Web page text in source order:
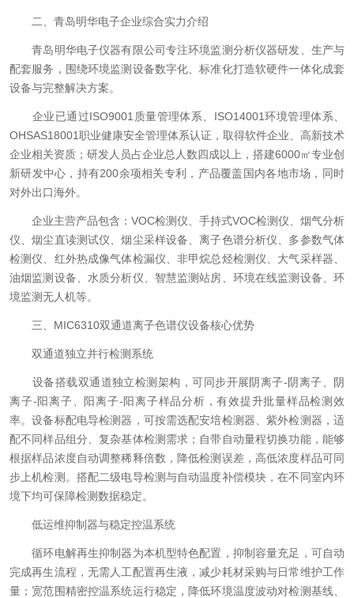
二、青岛明华电子企业综合实力介绍
青岛明华电子仪器有限公司专注环境监测分析仪器研发、生产与
配套服务，围绕环境监测设备数字化、标准化打造软硬件一体化成套
设备与完整解决方案。
企业已通过ISO9001质量管理体系、ISO14001环境管理体系、
OHSAS18001职业健康安全管理体系认证，取得软件企业、高新技术
企业相关资质；研发人员占企业总人数四成以上，搭建6000㎡专业创
新研发中心，持有200余项相关专利，产品覆盖国内各地市场，同时
对外出口海外。
企业主营产品包含：VOC检测仪、手持式VOC检测仪、烟气分析
仪、烟尘直读测试仪、烟尘采样设备、离子色谱分析仪、多参数气体
检测仪、红外热成像气体检漏仪、非甲烷总烃检测仪、大气采样器、
油烟监测设备、水质分析仪、智慧监测站房、环境在线监测设备、环
境监测无人机等。
三、MIC6310双通道离子色谱仪设备核心优势
双通道独立并行检测系统
设备搭载双通道独立检测架构，可同步开展阴离子-阴离子、阴
离子-阳离子、阳离子-阳离子样品分析，有效提升批量样品检测效
率。设备标配电导检测器，可按需选配安培检测器、紫外检测器，适
配不同样品组分、复杂基体检测需求；自带自动量程切换功能，能够
根据样品浓度自动调整稀释倍数，降低检测误差，高低浓度样品可同
步上机检测。搭配二级电导检测与自动温度补偿模块，在不同室内环
境下均可保障检测数据稳定。
低运维抑制器与稳定控温系统
循环电解再生抑制器为本机型特色配置，抑制容量充足，可自动
完成再生流程，无需人工配置再生液，减少耗材采购与日常维护工作
量；宽范围精密控温系统运行稳定，降低环境温度波动对检测基线、